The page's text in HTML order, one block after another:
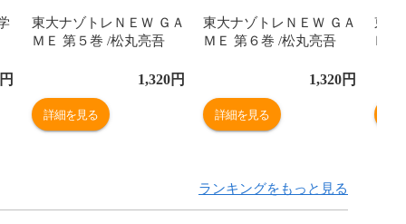
円
東大ナゾトレＮＥＷ ＧＡ
ＭＥ 第５巻 /松丸亮吾
1,320円
詳細を見る
東大ナゾトレＮＥＷ ＧＡ
ＭＥ 第６巻 /松丸亮吾
1,320円
詳細を見る
東大
ＭＥ
ランキングをもっと見る